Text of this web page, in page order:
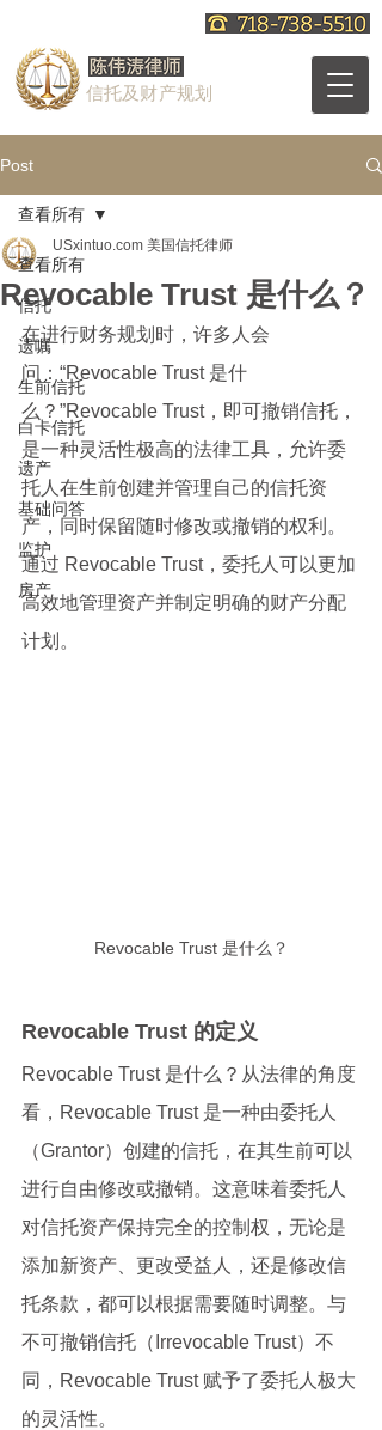
信托及财产规划
Post
查看所有
信托
遗嘱
生前信托
白卡信托
遗产
基础问答
监护
房产
查看所有
Revocable Trust 是什么？
USxintuo.com 美国信托律师
在进行财务规划时，许多人会
问：“Revocable Trust 是什
么？”Revocable Trust，即可撤销信托，
是一种灵活性极高的法律工具，允许委
托人在生前创建并管理自己的信托资
产，同时保留随时修改或撤销的权利。
通过 Revocable Trust，委托人可以更加
高效地管理资产并制定明确的财产分配
计划。
Revocable Trust 是什么？
Revocable Trust 的定义
Revocable Trust 是什么？从法律的角度
看，Revocable Trust 是一种由委托人
（Grantor）创建的信托，在其生前可以
进行自由修改或撤销。这意味着委托人
对信托资产保持完全的控制权，无论是
添加新资产、更改受益人，还是修改信
托条款，都可以根据需要随时调整。与
不可撤销信托（Irrevocable Trust）不
同，Revocable Trust 赋予了委托人极大
的灵活性。